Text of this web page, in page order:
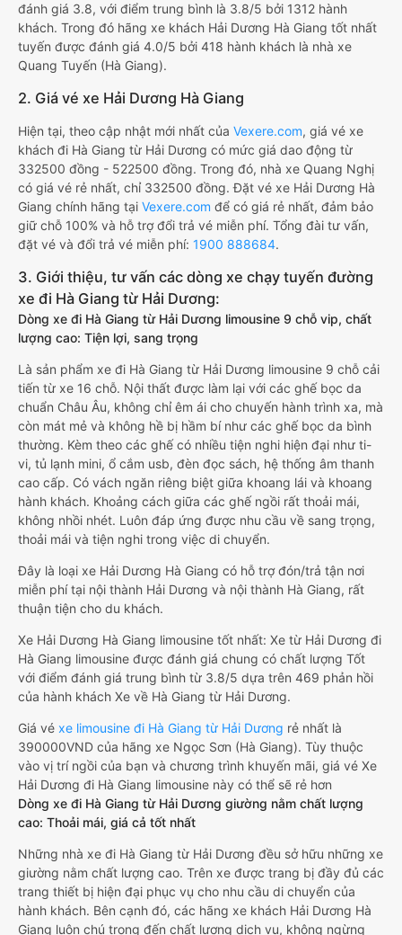
đánh giá 3.8, với điểm trung bình là 3.8/5 bởi 1312 hành
khách. Trong đó hãng xe khách Hải Dương Hà Giang tốt nhất
tuyến được đánh giá 4.0/5 bởi 418 hành khách là nhà xe
Quang Tuyến (Hà Giang).
2. Giá vé xe Hải Dương Hà Giang
Hiện tại, theo cập nhật mới nhất của Vexere.com, giá vé xe
khách đi Hà Giang từ Hải Dương có mức giá dao động từ
332500 đồng - 522500 đồng. Trong đó, nhà xe Quang Nghị
có giá vé rẻ nhất, chỉ 332500 đồng. Đặt vé xe Hải Dương Hà
Giang chính hãng tại Vexere.com để có giá rẻ nhất, đảm bảo
giữ chỗ 100% và hỗ trợ đổi trả vé miễn phí. Tổng đài tư vấn,
đặt vé và đổi trả vé miễn phí: 1900 888684.
3. Giới thiệu, tư vấn các dòng xe chạy tuyến đường
xe đi Hà Giang từ Hải Dương:
Dòng xe đi Hà Giang từ Hải Dương limousine 9 chỗ vip, chất
lượng cao: Tiện lợi, sang trọng
Là sản phẩm xe đi Hà Giang từ Hải Dương limousine 9 chỗ cải
tiến từ xe 16 chỗ. Nội thất được làm lại với các ghế bọc da
chuẩn Châu Âu, không chỉ êm ái cho chuyến hành trình xa, mà
còn mát mẻ và không hề bị hầm bí như các ghế bọc da bình
thường. Kèm theo các ghế có nhiều tiện nghi hiện đại như ti-
vi, tủ lạnh mini, ổ cắm usb, đèn đọc sách, hệ thống âm thanh
cao cấp. Có vách ngăn riêng biệt giữa khoang lái và khoang
hành khách. Khoảng cách giữa các ghế ngồi rất thoải mái,
không nhồi nhét. Luôn đáp ứng được nhu cầu về sang trọng,
thoải mái và tiện nghi trong việc di chuyển.
Đây là loại xe Hải Dương Hà Giang có hỗ trợ đón/trả tận nơi
miễn phí tại nội thành Hải Dương và nội thành Hà Giang, rất
thuận tiện cho du khách.
Xe Hải Dương Hà Giang limousine tốt nhất: Xe từ Hải Dương đi
Hà Giang limousine được đánh giá chung có chất lượng Tốt
với điểm đánh giá trung bình từ 3.8/5 dựa trên 469 phản hồi
của hành khách Xe về Hà Giang từ Hải Dương.
Giá vé xe limousine đi Hà Giang từ Hải Dương rẻ nhất là
390000VND của hãng xe Ngọc Sơn (Hà Giang). Tùy thuộc
vào vị trí ngồi của bạn và chương trình khuyến mãi, giá vé Xe
Hải Dương đi Hà Giang limousine này có thể sẽ rẻ hơn
Dòng xe đi Hà Giang từ Hải Dương giường nằm chất lượng
cao: Thoải mái, giá cả tốt nhất
Những nhà xe đi Hà Giang từ Hải Dương đều sở hữu những xe
giường nằm chất lượng cao. Trên xe được trang bị đầy đủ các
trang thiết bị hiện đại phục vụ cho nhu cầu di chuyển của
hành khách. Bên cạnh đó, các hãng xe khách Hải Dương Hà
Giang luôn chú trọng đến chất lượng dịch vụ, không ngừng